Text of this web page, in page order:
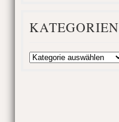
KATEGORIEN
Kategorien